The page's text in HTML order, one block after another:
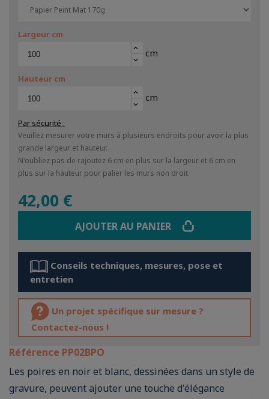
Largeur cm
keyboard_arrow_up
keyboard_arrow_down
cm
Hauteur cm
keyboard_arrow_up
keyboard_arrow_down
cm
Par sécurité :
Veuillez mesurer votre murs à plusieurs endroits pour avoir la plus
grande largeur et hauteur.
N'oubliez pas de rajoutez 6 cm en plus sur la largeur et 6 cm en
plus sur la hauteur pour palier les murs non droit.
42,00 €
AJOUTER AU PANIER
Conseils techniques, mesures, pose et
entretien
Un projet spécifique sur mesure ?
Contactez-nous !
Référence PP02BPO
Les poires en noir et blanc, dessinées dans un style de
gravure, peuvent ajouter une touche d'élégance